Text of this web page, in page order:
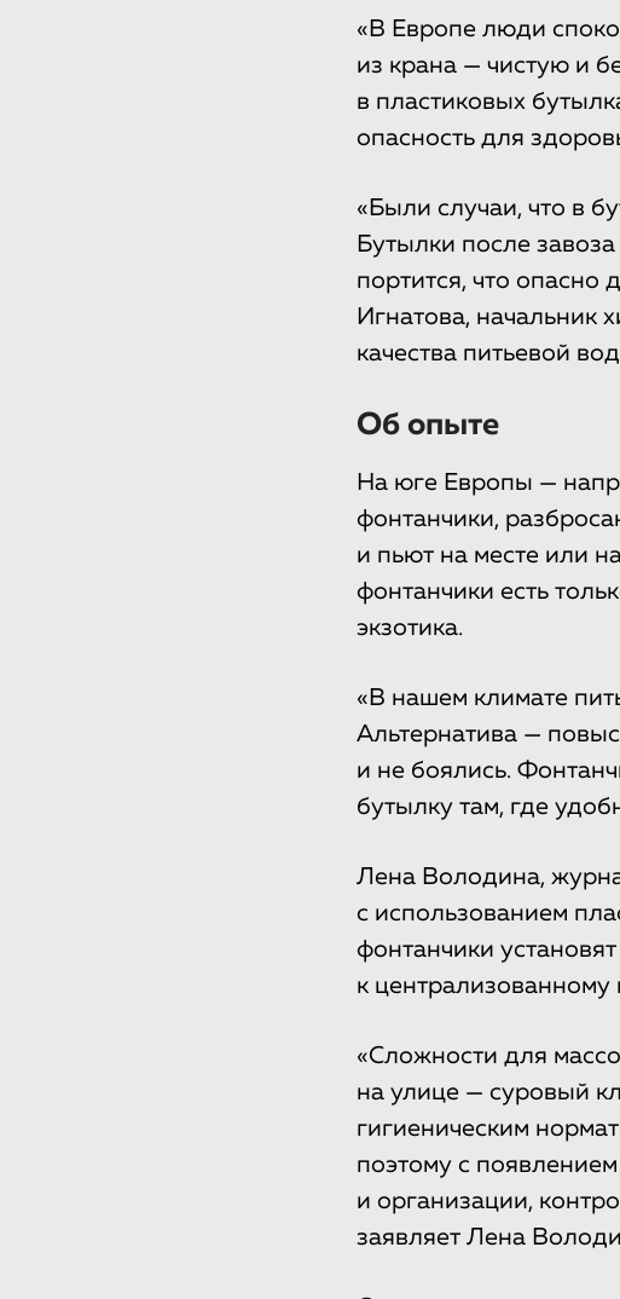
«В Европе люди
из крана — чистую и
в пластиковых
опасность для
«Были случаи, что в
Бутылки после
портится, что опасно
Игнатова, начальник
качества питьевой
Об опыте
На юге Европы —
фонтанчики,
и пьют на месте или
фонтанчики есть
экзотика.
«В нашем климате
Альтернатива —
и не боялись.
бутылку там, где
Лена Володина,
с использованием
фонтанчики
к
«Сложности для
на улице — суровый
гигиеническим
поэтому с
и организации,
заявляет Лена